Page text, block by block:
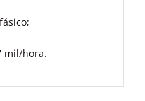
mil/hora.